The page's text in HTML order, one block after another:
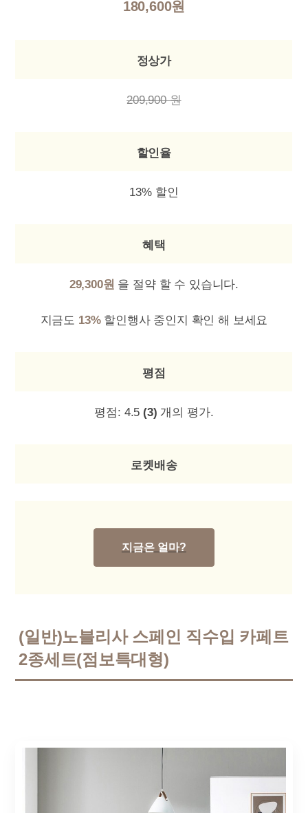
180,600원
정상가
209,900 원
할인율
13% 할인
혜택
29,300원 을 절약 할 수 있습니다.
지금도 13%할인행사 중인지 확인 해 보세요
평점
평점: 4.5 (3) 개의 평가.
로켓배송
지금은 얼마?
(일반)노블리사 스페인 직수입 카페트
2종세트(점보특대형)